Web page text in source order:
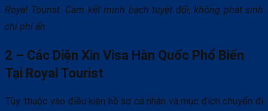
Royal Tourist. Cam kết minh bạch tuyệt đối, không phát sinh
chi phí ẩn.
2 – Các Diện Xin Visa Hàn Quốc Phổ Biến
Tại Royal Tourist
Tùy thuộc vào điều kiện hồ sơ cá nhân và mục đích chuyến đi